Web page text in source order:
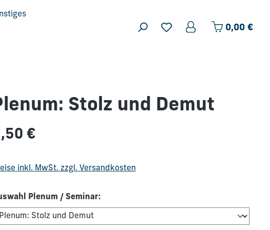
0,00 €
Stolz und Demut
Preis:
€
inkl. MwSt. zzgl. Versandkosten
Plenum / Seminar: